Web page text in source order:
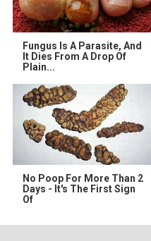
Fungus Is A Parasite, And
It Dies From A Drop Of
Plain...
No Poop For More Than 2
Days - It's The First Sign
Of